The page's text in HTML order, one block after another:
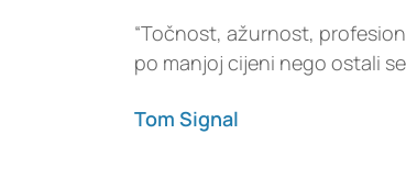
“Točnost, ažurnost,
po manjoj cijeni nego ostali
Tom Signal